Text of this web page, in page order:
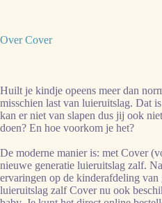
Over Cover
Huilt je kindje opeens meer dan
misschien last van luieruitslag. Dat
kan er niet van slapen dus jij ook
doen? En hoe voorkom je het?
De moderne manier is: met Cover
nieuwe generatie luieruitslag zalf.
ervaringen op de kinderafdeling van
luieruitslag zalf Cover nu ook